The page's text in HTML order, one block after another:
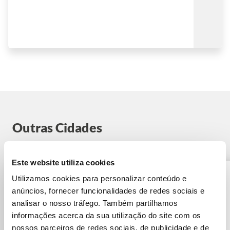
Este website utiliza cookies
Utilizamos cookies para personalizar conteúdo e
anúncios, fornecer funcionalidades de redes sociais e
analisar o nosso tráfego. Também partilhamos
informações acerca da sua utilização do site com os
nossos parceiros de redes sociais, de publicidade e de
Bernabeu
Outras Cidades